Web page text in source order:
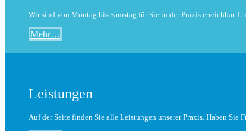
Wir sind von Montag bis Samstag für Sie in der Praxis erreichbar.
Mehr…
Leistungen
Auf der Seite finden Sie alle Leistungen unserer Praxis. Haben Sie